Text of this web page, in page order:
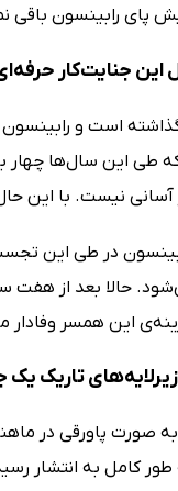
پای رابینسون باقی
این جنایت‌کار
است و رابینسون
که طی این سال‌ها
نیست. با این
در طی این
می‌شود. حالا بعد
این همسر
تاریک یک
به صورت پاورقی
تا اینکه در سال 1993 به